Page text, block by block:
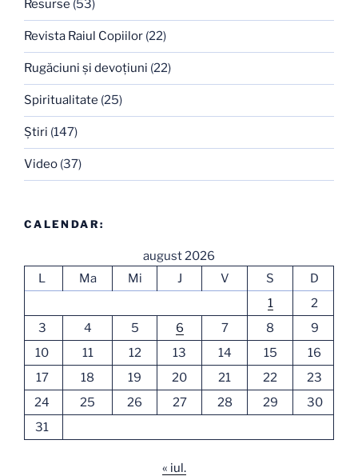
Resurse (53)
Revista Raiul Copiilor (22)
Rugăciuni şi devoţiuni (22)
Spiritualitate (25)
Ştiri (147)
Video (37)
CALENDAR:
august 2026
L
Ma Mi J V S
D
1
2
3
4 5 6 7 8
9
10
11 12 13 14 15
16
17
18 19 20 21 22
23
24
25 26 27 28 29
30
31
« iul.